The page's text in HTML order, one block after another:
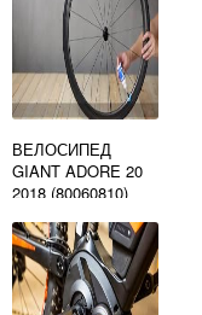
ВЕЛОСИПЕД
GIANT ADORE 20
2018 (80060810)